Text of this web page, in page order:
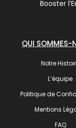
Booster
QUI SOMMES-
Notre
L’équipe
Politique de
Mentions
FAQ